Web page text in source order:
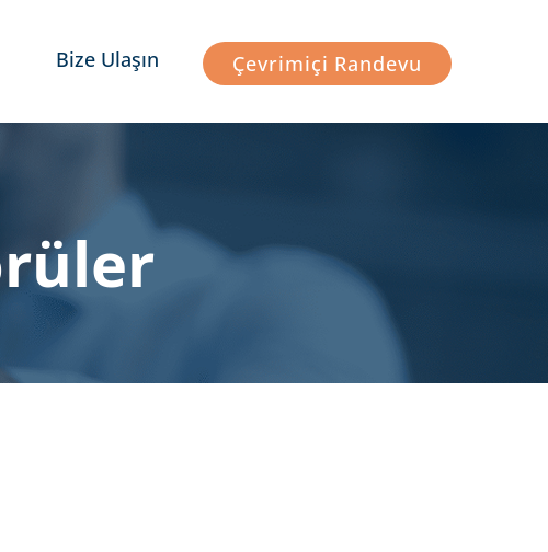
Bize Ulaşın Çevrimiçi Randevu